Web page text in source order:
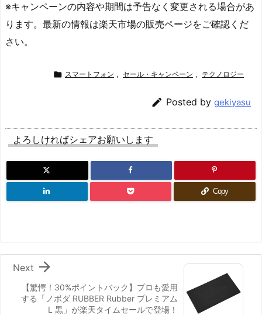
※キャンペーンの内容や期間は予告なく変更される場合があ
ります。最新の情報は楽天市場の販売ページをご確認くだ
さい。
 スマートフォン , セール・キャンペーン , テクノロジー
 Posted by gekiyasu
よろしければシェアお願いします
Copy
【驚愕！30%ポイントバック】プロも愛用
する「ノボダ RUBBER Rubber プレミアム
L 黒」が楽天タイムセールで登場！

Next